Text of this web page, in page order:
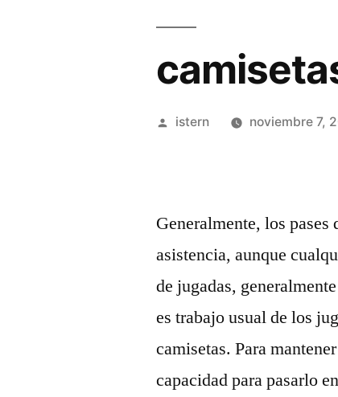
Publicado
istern noviembre 7,
Generalmente, los pases
asistencia, aunque
de jugadas,
es trabajo usual de los
camisetas. Para
capacidad para pasarlo